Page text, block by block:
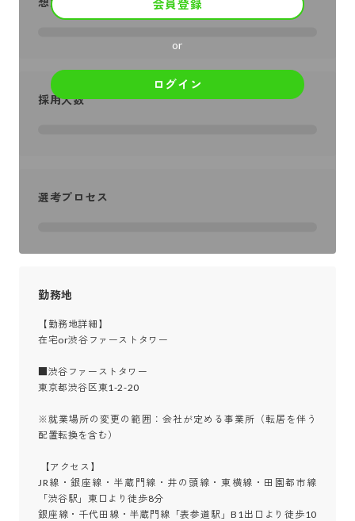
会員登録
or
ログイン
採用人数
選考プロセス
勤務地
【勤務地詳細】
在宅or渋谷ファーストタワー
■渋谷ファーストタワー
東京都渋谷区東1-2-20
※就業場所の変更の範囲：会社が定める事業所（転居を伴う
配置転換を含む）
JR線・銀座線・半蔵門線・井の頭線・東横線・田園都市線
「渋谷駅」東口より徒歩8分
銀座線・千代田線・半蔵門線「表参道駅」B1出口より徒歩10